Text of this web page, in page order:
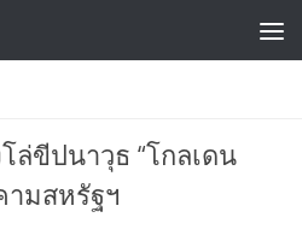
ล่ขีปนาวุธ “โกลเดน
ามสหรัฐฯ